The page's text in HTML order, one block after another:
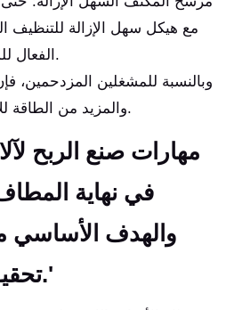
مع هيكل سهل الإزالة للتنظيف
الفعال للمعدات على المدى الطويل.
وبالنسبة للمشغلين المزدحمين،
والمزيد من الطاقة للاستثمار في توسيع الأعمال.
مهارات صنع الربح
والهدف الأساسي
تحقيق ربحية المبيعات.'